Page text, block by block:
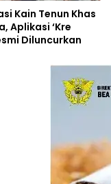
Kain Tenun Khas
Aplikasi ‘Kre
Diluncurkan